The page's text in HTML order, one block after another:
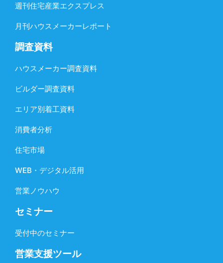
週刊住宅産業エクスプレス
月刊ハウスメーカーレポート
調査資料
ハウスメーカー調査資料
ビルダー調査資料
エリア別着工資料
消費者分析
住宅市場
WEB・デジタル活用
営業ノウハウ
セミナー
受付中のセミナー
営業支援ツール